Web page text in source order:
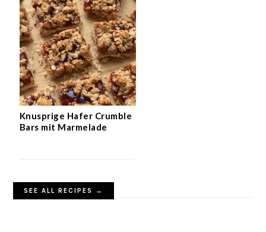
Knusprige Hafer Crumble
Bars mit Marmelade
SEE ALL RECIPES →